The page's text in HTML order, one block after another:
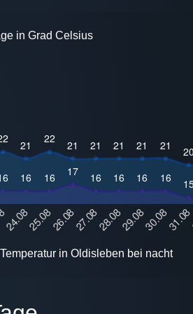
in Grad Celsius
Temperatur in Oldisleben bei nacht